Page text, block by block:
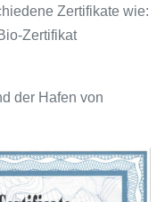
Zertifikate wie:
Zertifikat
der Hafen von